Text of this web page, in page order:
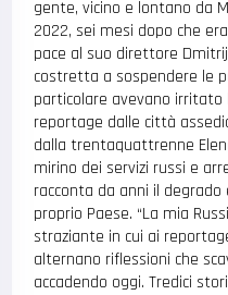
gente, vicino e lontano da
2022, sei mesi dopo che
pace al suo direttore
costretta a sospendere le
particolare avevano
reportage dalle città
dalla trentaquattrenne
mirino dei servizi russi e
racconta da anni il
proprio Paese. “La mia
straziante in cui ai
alternano riflessioni che
accadendo oggi. Tredici